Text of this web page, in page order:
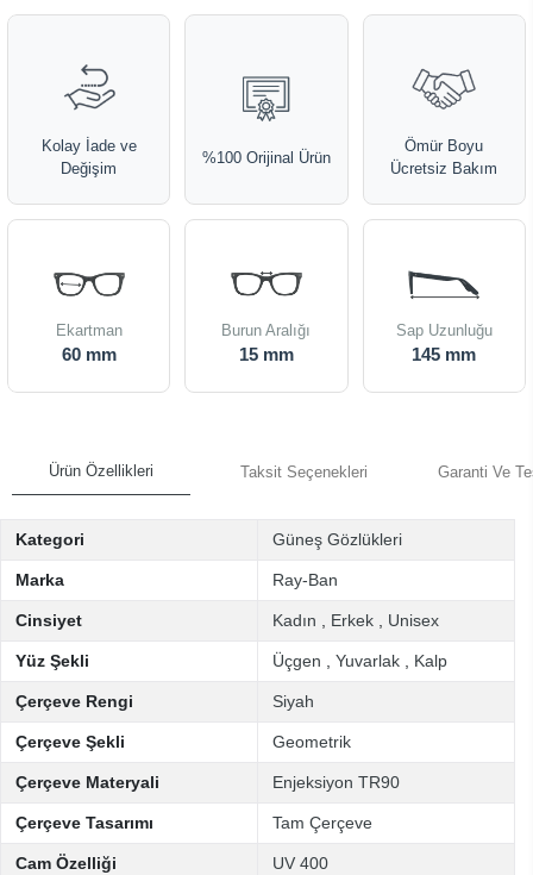
Kolay İade ve
Değişim
%100 Orijinal Ürün
Ömür Boyu
Ücretsiz Bakım
Ekartman
60 mm
Burun Aralığı
15 mm
Sap Uzunluğu
145 mm
Ürün Özellikleri Taksit Seçenekleri Garanti Ve
Kategori Güneş Gözlükleri
Marka Ray-Ban
Cinsiyet Kadın Erkek Unisex
Yüz Şekli Üçgen Yuvarlak Kalp
Çerçeve Rengi Siyah
Çerçeve Şekli Geometrik
Çerçeve Materyali Enjeksiyon TR90
Çerçeve Tasarımı Tam Çerçeve
Cam Özelliği UV 400